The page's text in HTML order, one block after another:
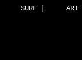
SURF |